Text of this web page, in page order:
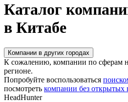
Каталог
в Китабе
Компании в других городах
К сожалению, компании по сферам
регионе.
Попробуйте воспользоваться
посмотреть компании без открытых
HeadHunter